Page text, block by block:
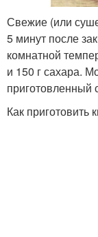
Свежие (или
5 минут после
комнатной
и 150 г сахара.
приготовленный
Как приготовить